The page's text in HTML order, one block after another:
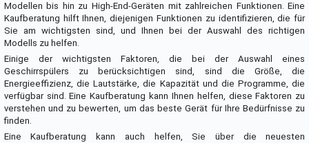
Modellen bis hin zu High-End-Geräten mit zahlreichen Funktionen. Eine
Kaufberatung hilft Ihnen, diejenigen Funktionen zu identifizieren, die für
Sie am wichtigsten sind, und Ihnen bei der Auswahl des richtigen
Modells zu helfen.
Einige der wichtigsten Faktoren, die bei der Auswahl eines
Geschirrspülers zu berücksichtigen sind, sind die Größe, die
Energieeffizienz, die Lautstärke, die Kapazität und die Programme, die
verfügbar sind. Eine Kaufberatung kann Ihnen helfen, diese Faktoren zu
verstehen und zu bewerten, um das beste Gerät für Ihre Bedürfnisse zu
finden.
Eine Kaufberatung kann auch helfen, Sie über die neuesten